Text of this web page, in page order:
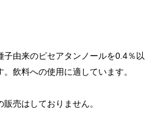
子由来のピセアタンノールを0.4％以
。飲料への使用に適しています。
売はしておりません。